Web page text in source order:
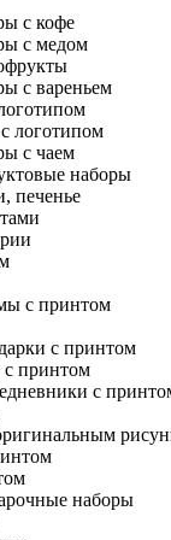
с кофе
с медом
с вареньем
логотипом
с чаем
наборы
печенье
с принтом
с принтом
с принтом
с
наборы